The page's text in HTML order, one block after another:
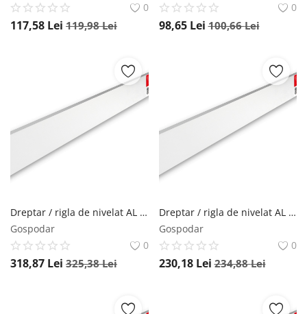
0
117,58 Lei 119,98Lei
0
98,65 Lei 100,66Lei
Dreptar / rigla de nivelat AL 1007, 500cm - Sola-03041401
Gospodar
0
318,87 Lei 325,38Lei
Dreptar / rigla de nivelat AL 1007, 400cm - Sola-03041201
Gospodar
0
230,18 Lei 234,88Lei